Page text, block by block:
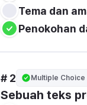
Tema dan
Penokohan
# 2 Multiple Choice
Sebuah teks